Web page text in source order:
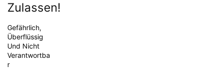
Zulassen!
Gefährlich,
Überflüssig
Und Nicht
Verantwortba
R